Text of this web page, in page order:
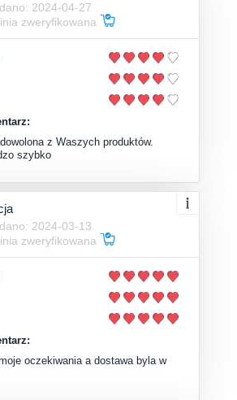
2024-04-27
zweryfikowana
z Waszych produktów.
szybko
2024-03-13
zweryfikowana
oczekiwania a dostawa byla w